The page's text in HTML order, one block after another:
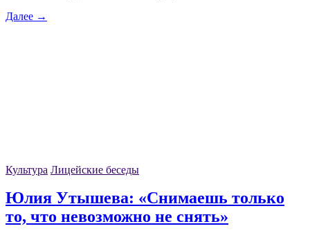
Далее →
Культура Лицейские беседы
Юлия Утышева: «Снимаешь только
то, что невозможно не снять»